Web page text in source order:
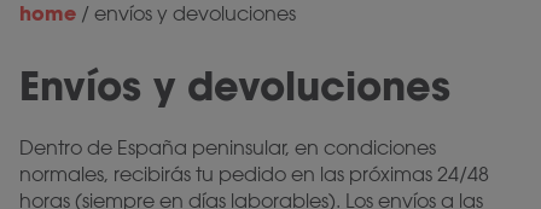
home / envíos y devoluciones
Envíos y devoluciones
Dentro de España peninsular, en condiciones
normales, recibirás tu pedido en las próximas 24/48
horas (siempre en días laborables). Los envíos a las